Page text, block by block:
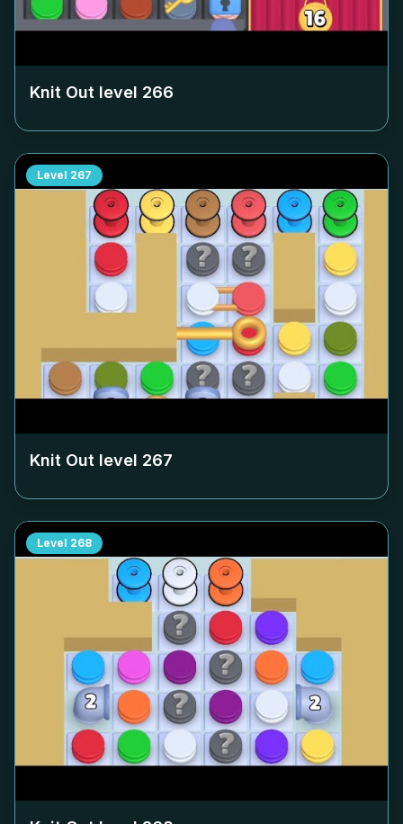
Knit Out level 266
Level 267
Knit Out level 267
Level 268